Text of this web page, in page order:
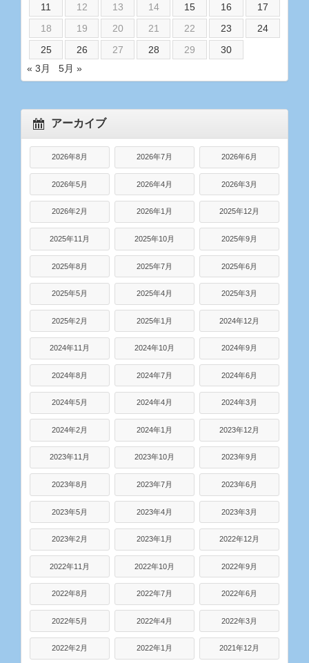
11
12 13 14 15 16
17
18
19 20 21 22 23
24
25
26 27 28 29
30
« 3月
5月 »
アーカイブ
2026年8月 2026年7月 2026年6月
2026年5月 2026年4月 2026年3月
2026年2月 2026年1月 2025年12月
2025年11月 2025年10月 2025年9月
2025年8月 2025年7月 2025年6月
2025年5月 2025年4月 2025年3月
2025年2月 2025年1月 2024年12月
2024年11月 2024年10月 2024年9月
2024年8月 2024年7月 2024年6月
2024年5月 2024年4月 2024年3月
2024年2月 2024年1月 2023年12月
2023年11月 2023年10月 2023年9月
2023年8月 2023年7月 2023年6月
2023年5月 2023年4月 2023年3月
2023年2月 2023年1月 2022年12月
2022年11月 2022年10月 2022年9月
2022年8月 2022年7月 2022年6月
2022年5月 2022年4月 2022年3月
2022年2月 2022年1月 2021年12月